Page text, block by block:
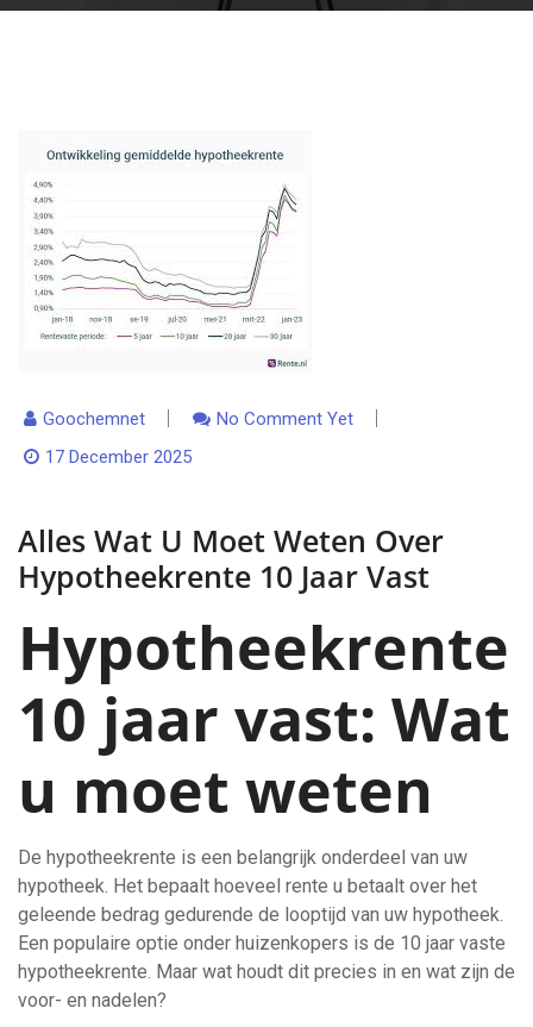
Goochemnet
No Comment Yet
17 December 2025
Alles Wat U Moet Weten Over
Hypotheekrente 10 Jaar Vast
Hypotheekrente
10 jaar vast: Wat
u moet weten
De hypotheekrente is een belangrijk onderdeel van uw
hypotheek. Het bepaalt hoeveel rente u betaalt over het
geleende bedrag gedurende de looptijd van uw hypotheek.
Een populaire optie onder huizenkopers is de 10 jaar vaste
hypotheekrente. Maar wat houdt dit precies in en wat zijn de
voor- en nadelen?